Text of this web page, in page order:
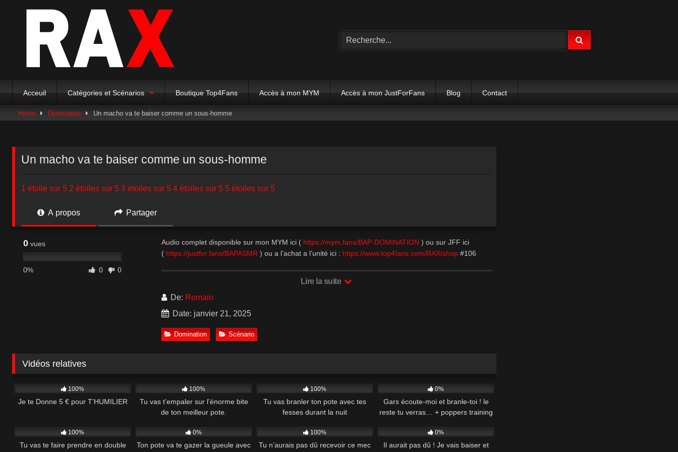
Acceuil Catégories et Scénarios Boutique Top4Fans Accès à mon MYM Accès à mon JustForFans Blog Contact
Home Domination Un macho va te baiser comme un sous-homme
Un macho va te baiser comme un sous-homme
1 étoile sur 5 2 étoiles sur 5 3 étoiles sur 5 4 étoiles sur 5 5 étoiles sur 5
A propos Partager
0 vues
0% 0 0
Audio complet disponible sur mon MYM ici ( https://mym.fans/BAP-DOMINATION ) ou sur JFF ici
( https://justfor.fans/BAPASMR ) ou a l’achat a l’unité ici : https://www.top4fans.com/RAX/shop #106
Lire la suite
De: Romain
Date: janvier 21, 2025
Domination Scénario
Vidéos relatives
100%
Je te Donne 5 € pour T’HUMILIER
100%
Tu vas t’empaler sur l’énorme bite
de ton meilleur pote.
100%
Tu vas branler ton pote avec tes
fesses durant la nuit
0%
Gars écoute-moi et branle-toi ! le
reste tu verras… + poppers training
100%
Tu vas te faire prendre en double
0%
Ton pote va te gazer la gueule avec
100%
Tu n’aurais pas dû recevoir ce mec
0%
Il aurait pas dû ! Je vais baiser et